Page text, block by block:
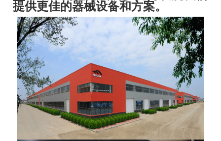
提供更佳的器械设备和方案。